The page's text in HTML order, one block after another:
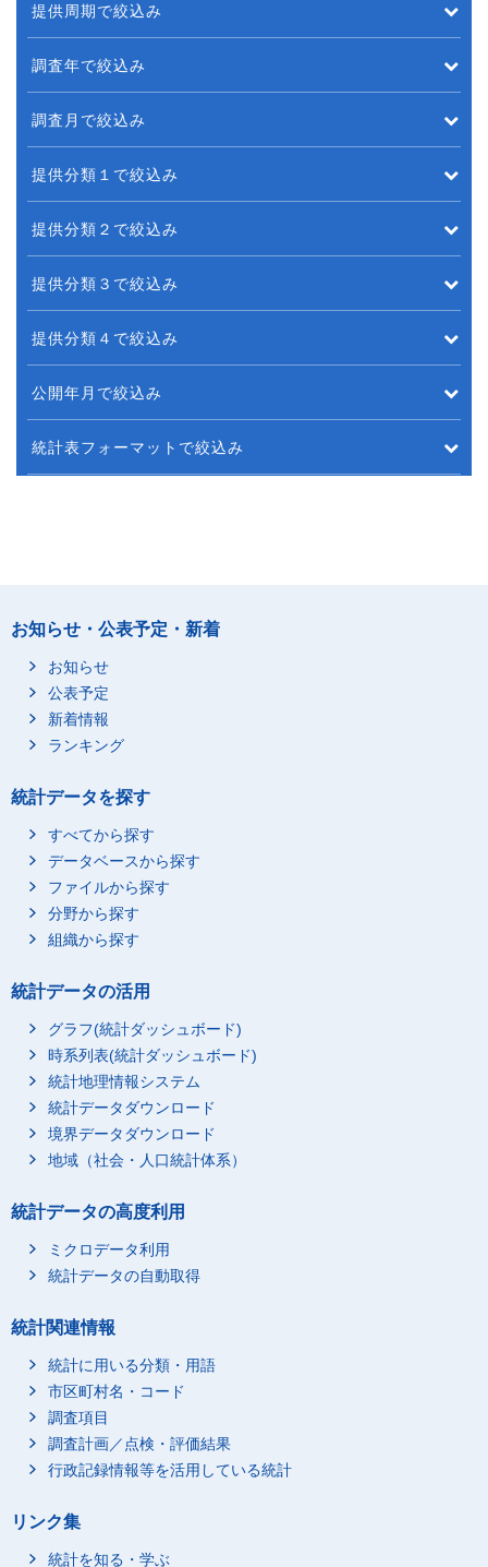
提供周期で絞込み
調査年で絞込み
調査月で絞込み
提供分類１で絞込み
提供分類２で絞込み
提供分類３で絞込み
提供分類４で絞込み
公開年月で絞込み
統計表フォーマットで絞込み
お知らせ・公表予定・新着
お知らせ
公表予定
新着情報
ランキング
統計データを探す
すべてから探す
データベースから探す
ファイルから探す
分野から探す
組織から探す
統計データの活用
グラフ(統計ダッシュボード)
時系列表(統計ダッシュボード)
統計地理情報システム
統計データダウンロード
境界データダウンロード
地域（社会・人口統計体系）
統計データの高度利用
ミクロデータ利用
統計データの自動取得
統計関連情報
統計に用いる分類・用語
市区町村名・コード
調査項目
調査計画／点検・評価結果
行政記録情報等を活用している統計
リンク集
統計を知る・学ぶ